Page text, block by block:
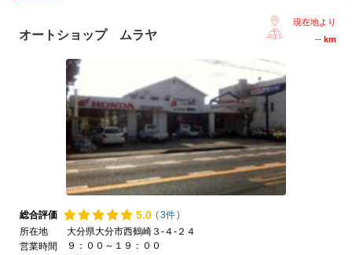
オートショップ ムラヤ
現在地より
-- km
総合評価 5.0 (3件)
所在地
大分県大分市西鶴崎３-４-２４
営業時間
９：００～１９：００